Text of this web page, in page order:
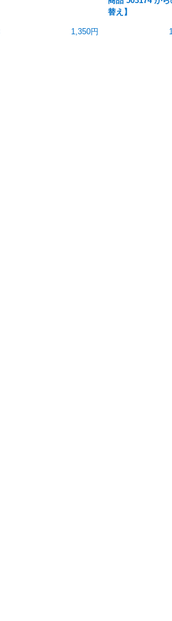
1,350円
替え】